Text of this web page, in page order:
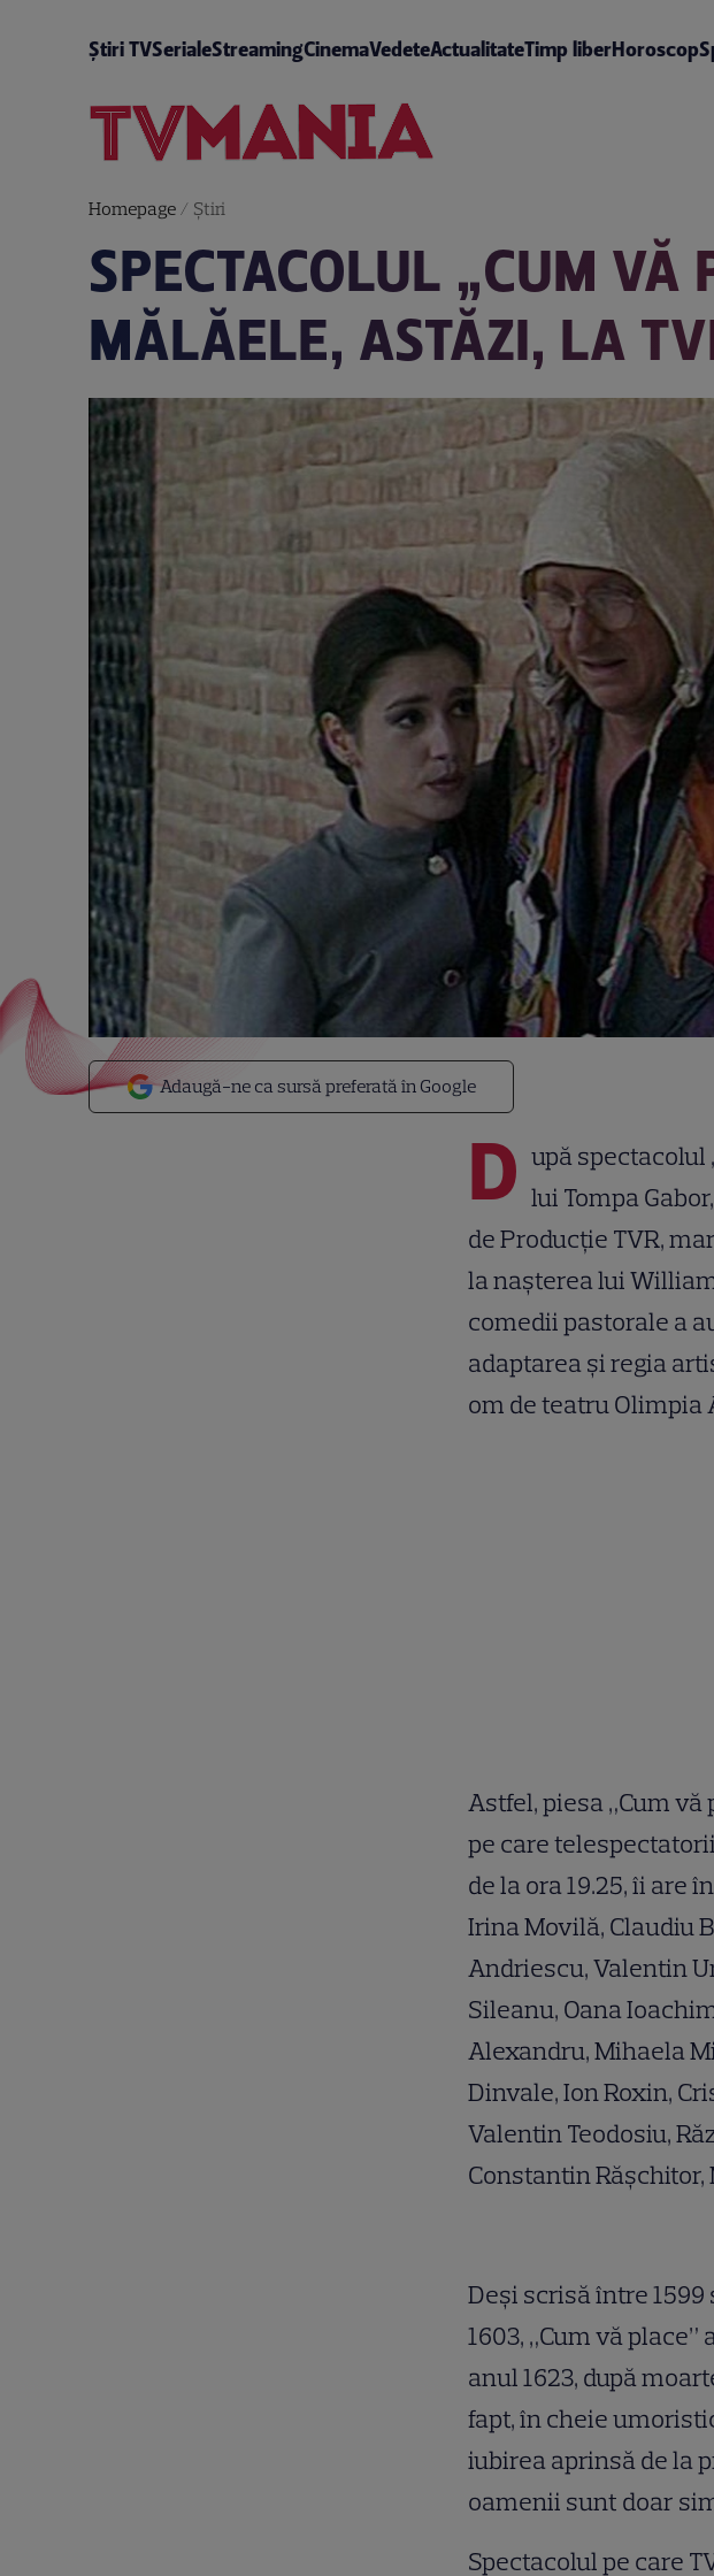
Știri TVSerialeStreamingCinemaVedeteActualitateTimp liberHoroscop
Homepage/ Știri
SPECTACOLUL „CUM VĂ
MĂLĂELE, ASTĂZI, LA
Adaugă-ne ca sursă preferată în Google
D upă spectacolul
lui Tompa
de Producţie TVR,
la naşterea lui
comedii pastorale a
adaptarea şi regia
om de teatru Olimpia
Astfel, piesa „Cum
pe care
de la ora 19.25, îi are
Irina Movilă, Claudiu
Andriescu, Valentin
Sileanu, Oana
Alexandru, Mihaela
Dinvale, Ion Roxin,
Valentin Teodosiu,
Constantin Răşchitor,
Deşi scrisă între 1599
1603, „Cum vă
anul 1623, după
fapt, în cheie
iubirea aprinsă de la
oamenii sunt doar
Spectacolul pe care